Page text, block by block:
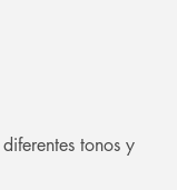
tonos y